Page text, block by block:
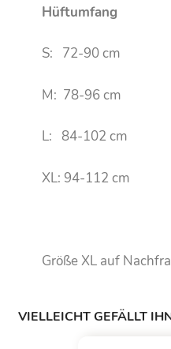
Hüftumfang
S: 72-90 cm
M: 78-96 cm
L: 84-102 cm
XL: 94-112 cm
Größe XL auf
VIELLEICHT GEFÄLLT